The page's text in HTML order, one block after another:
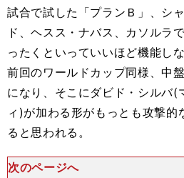
試合で試した「プランＢ」、シ
ド、ヘスス・ナバス、カソルラ
ったくといっていいほど機能し
前回のワールドカップ同様、中
になり、そこにダビド・シルバ(
ィ)が加わる形がもっとも攻撃的
ると思われる。
次のページへ